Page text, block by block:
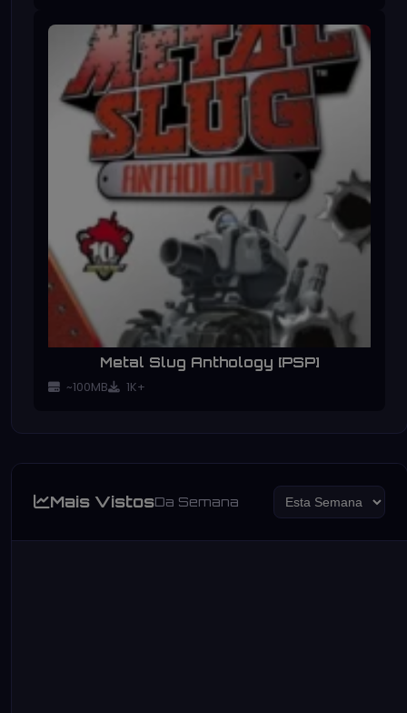
Metal Slug Anthology [PSP]
~100MB 1K+
Mais VistosDa Semana